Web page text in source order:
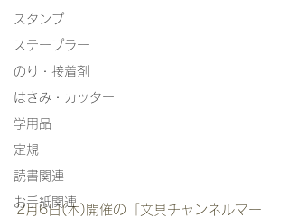
スタンプ
ステープラー
のり・接着剤
はさみ・カッター
学用品
定規
読書関連
お手紙関連
2月6日(木)開催の「文具チャンネルマー